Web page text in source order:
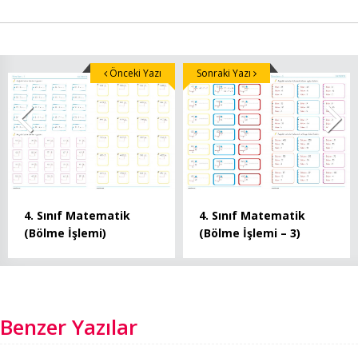
4. Sınıf Matematik
(Bölme İşlemi)
Önceki Yazı
4. Sınıf Matematik
(Bölme İşlemi – 3)
Sonraki Yazı
Benzer Yazılar